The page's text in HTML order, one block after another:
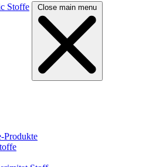
Stoffe Close main menu
Produkte